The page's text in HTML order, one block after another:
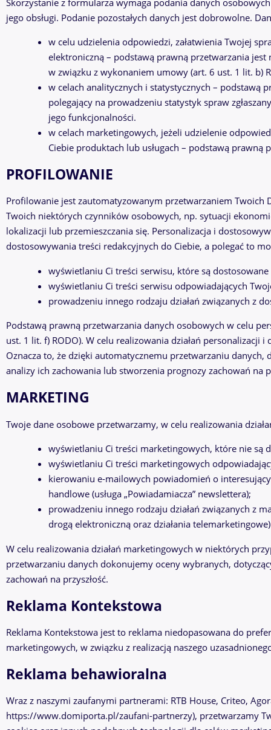
jego obsługi. Podanie pozostałych danych jest dobrowolne.
w celu udzielenia odpowiedzi, załatwienia Twojej
elektroniczną – podstawą prawną przetwarzania
w związku z wykonaniem umowy (art. 6 ust. 1 lit. b)
w celach analitycznych i statystycznych – podstawą
polegający na prowadzeniu statystyk spraw
jego funkcjonalności.
w celach marketingowych, jeżeli udzielenie
Ciebie produktach lub usługach – podstawą prawną
PROFILOWANIE
Profilowanie jest zautomatyzowanym przetwarzaniem
Twoich niektórych czynników osobowych, np. sytuacji
lokalizacji lub przemieszczania się. Personalizacja i
dostosowywania treści redakcyjnych do Ciebie, a polegać to
wyświetlaniu Ci treści serwisu, które są
wyświetlaniu Ci treści serwisu odpowiadających
prowadzeniu innego rodzaju działań związanych z
Podstawą prawną przetwarzania danych osobowych w celu
ust. 1 lit. f) RODO). W celu realizowania działań
Oznacza to, że dzięki automatycznemu przetwarzaniu
analizy ich zachowania lub stworzenia prognozy zachowań na
MARKETING
Twoje dane osobowe przetwarzamy, w celu realizowania
wyświetlaniu Ci treści marketingowych, które nie są
wyświetlaniu Ci treści marketingowych
kierowaniu e-mailowych powiadomień o
handlowe (usługa „Powiadamiacza” newslettera);
prowadzeniu innego rodzaju działań związanych z
drogą elektroniczną oraz działania
W celu realizowania działań marketingowych w niektórych
przetwarzaniu danych dokonujemy oceny wybranych,
zachowań na przyszłość.
Reklama Kontekstowa
Reklama Kontekstowa jest to reklama niedopasowana do
marketingowych, w związku z realizacją naszego
Reklama behawioralna
Wraz z naszymi zaufanymi partnerami: RTB House, Criteo,
https://www.domiporta.pl/zaufani-partnerzy), przetwarzamy